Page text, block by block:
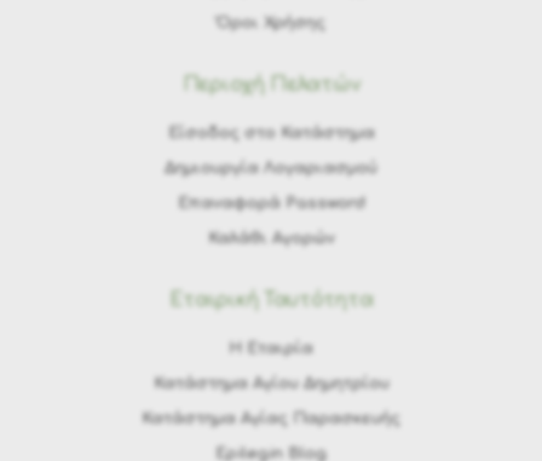
Όροι Χρήσης
Περιοχή Πελατών
Είσοδος στο Κατάστημα
Δημιουργία Λογαριασμού
Επαναφορά Password
Καλάθι Αγορών
Εταιρική Ταυτότητα
H Εταιρία
Κατάστημα Αγίου Δημητρίου
Κατάστημα Αγίας Παρασκευής
Epilegin Blog